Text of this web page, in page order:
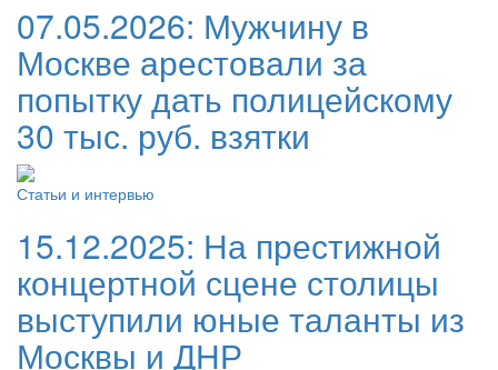
07.05.2026: Мужчину в
Москве арестовали за
попытку дать полицейскому
30 тыс. руб. взятки
Статьи и интервью
15.12.2025: На престижной
концертной сцене столицы
выступили юные таланты из
Москвы и ДНР